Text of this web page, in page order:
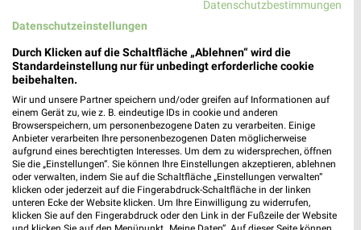
XXXLutz
Datenschutzbestimmungen
Datenschutzeinstellungen
Durch Klicken auf die Schaltfläche „Ablehnen“ wird die
Standardeinstellung nur für unbedingt erforderliche cookie
beibehalten.
Wir und unsere Partner speichern und/oder greifen auf Informationen auf
einem Gerät zu, wie z. B. eindeutige IDs in cookie und anderen
Browserspeichern, um personenbezogene Daten zu verarbeiten. Einige
Anbieter verarbeiten Ihre personenbezogenen Daten möglicherweise
aufgrund eines berechtigten Interesses. Um dem zu widersprechen, öffnen
Sie die „Einstellungen“. Sie können Ihre Einstellungen akzeptieren, ablehnen
oder verwalten, indem Sie auf die Schaltfläche „Einstellungen verwalten“
klicken oder jederzeit auf die Fingerabdruck-Schaltfläche in der linken
unteren Ecke der Website klicken. Um Ihre Einwilligung zu widerrufen,
klicken Sie auf den Fingerabdruck oder den Link in der Fußzeile der Website